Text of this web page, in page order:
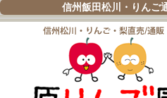
信州飯田松川・りんご